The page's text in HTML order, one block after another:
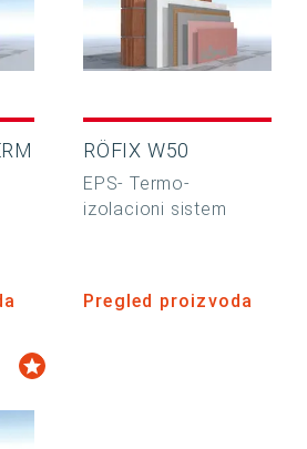
RÖFIX W50
EPS- Termo-
izolacioni sistem
Pregled proizvoda